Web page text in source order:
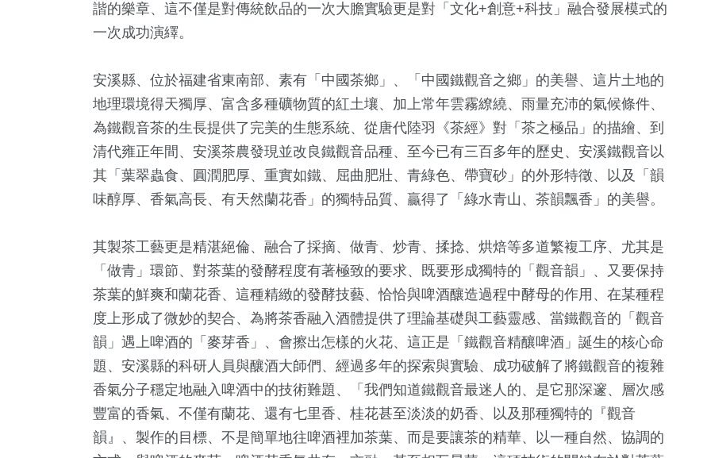
諧的樂章、這不僅是對傳統飲品的一次大膽實驗更是對「文化+創意+科技」融合發展模式的
一次成功演繹。
安溪縣、位於福建省東南部、素有「中國茶鄉」、「中國鐵觀音之鄉」的美譽、這片土地的
地理環境得天獨厚、富含多種礦物質的紅土壤、加上常年雲霧繚繞、雨量充沛的氣候條件、
為鐵觀音茶的生長提供了完美的生態系統、從唐代陸羽《茶經》對「茶之極品」的描繪、到
清代雍正年間、安溪茶農發現並改良鐵觀音品種、至今已有三百多年的歷史、安溪鐵觀音以
其「葉翠蟲食、圓潤肥厚、重實如鐵、屈曲肥壯、青綠色、帶寶砂」的外形特徵、以及「韻
味醇厚、香氣高長、有天然蘭花香」的獨特品質、贏得了「綠水青山、茶韻飄香」的美譽。
其製茶工藝更是精湛絕倫、融合了採摘、做青、炒青、揉捻、烘焙等多道繁複工序、尤其是
「做青」環節、對茶葉的發酵程度有著極致的要求、既要形成獨特的「觀音韻」、又要保持
茶葉的鮮爽和蘭花香、這種精緻的發酵技藝、恰恰與啤酒釀造過程中酵母的作用、在某種程
度上形成了微妙的契合、為將茶香融入酒體提供了理論基礎與工藝靈感、當鐵觀音的「觀音
韻」遇上啤酒的「麥芽香」、會擦出怎樣的火花、這正是「鐵觀音精釀啤酒」誕生的核心命
題、安溪縣的科研人員與釀酒大師們、經過多年的探索與實驗、成功破解了將鐵觀音的複雜
香氣分子穩定地融入啤酒中的技術難題、「我們知道鐵觀音最迷人的、是它那深邃、層次感
豐富的香氣、不僅有蘭花、還有七里香、桂花甚至淡淡的奶香、以及那種獨特的『觀音
韻』、製作的目標、不是簡單地往啤酒裡加茶葉、而是要讓茶的精華、以一種自然、協調的
+ 9+
評論
765+ 193+ 910